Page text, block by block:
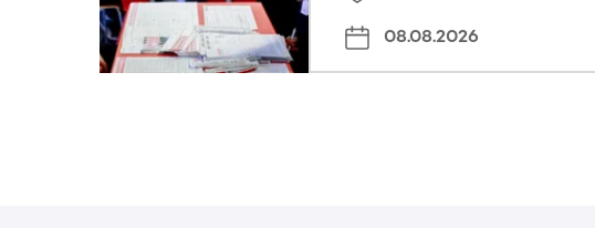
08.08.2026